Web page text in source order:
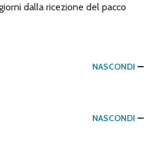
dalla ricezione del pacco
NASCONDI
NASCONDI